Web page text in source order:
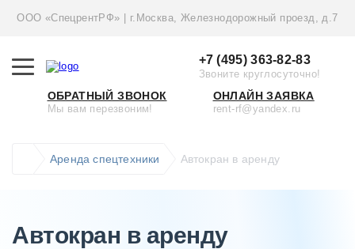
ООО «СпецрентРФ» | г.Москва, Железнодорожный проезд, д.7
+7 (495) 363-82-83
Звоните круглосуточно!
ОБРАТНЫЙ ЗВОНОК
Мы вам перезвоним!
ОНЛАЙН ЗАЯВКА
rent-rf@yandex.ru
Аренда спецтехники Автокран в аренду
Автокран в аренду